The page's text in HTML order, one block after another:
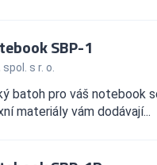
SBP-1
spol. s r. o.
batoh pro váš notebook
materiály vám dodávají...